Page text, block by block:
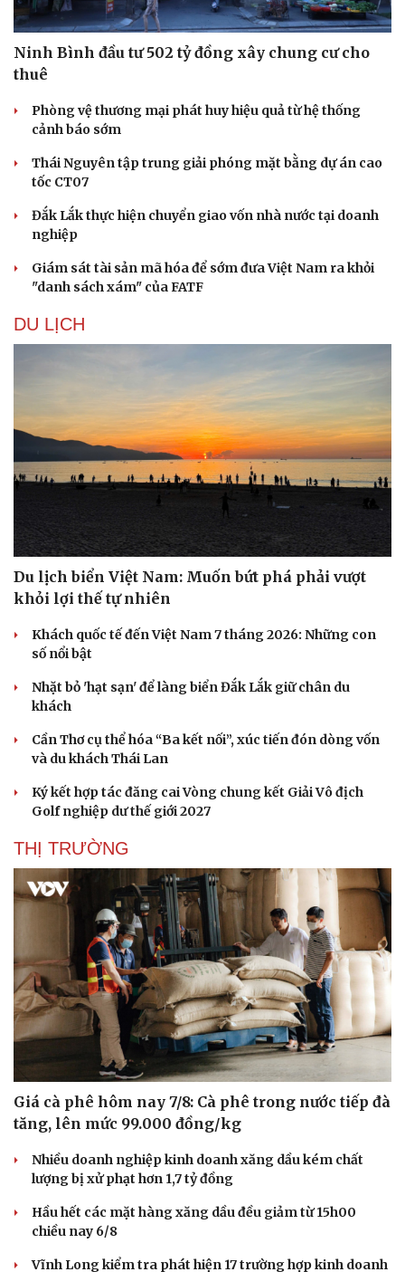
Văn hóa
Sân khấu - Điện ảnh
Âm nhạc
Di sản
Nghệ sĩ
Sao Việt
Ninh Bình đầu tư 502 tỷ đồng xây chung cư cho
thuê
Phòng vệ thương mại phát huy hiệu quả từ hệ thống
cảnh báo sớm
Thái Nguyên tập trung giải phóng mặt bằng dự án cao
tốc CT07
Đắk Lắk thực hiện chuyển giao vốn nhà nước tại doanh
nghiệp
Giám sát tài sản mã hóa để sớm đưa Việt Nam ra khỏi
"danh sách xám" của FATF
DU LỊCH
Du lịch biển Việt Nam: Muốn bứt phá phải vượt
khỏi lợi thế tự nhiên
Khách quốc tế đến Việt Nam 7 tháng 2026: Những con
số nổi bật
Nhặt bỏ 'hạt sạn' để làng biển Đắk Lắk giữ chân du
khách
Cần Thơ cụ thể hóa “Ba kết nối”, xúc tiến đón dòng vốn
và du khách Thái Lan
Ký kết hợp tác đăng cai Vòng chung kết Giải Vô địch
Golf nghiệp dư thế giới 2027
THỊ TRƯỜNG
Giá cà phê hôm nay 7/8: Cà phê trong nước tiếp đà
tăng, lên mức 99.000 đồng/kg
Nhiều doanh nghiệp kinh doanh xăng dầu kém chất
lượng bị xử phạt hơn 1,7 tỷ đồng
Hầu hết các mặt hàng xăng dầu đều giảm từ 15h00
chiều nay 6/8
Vĩnh Long kiểm tra phát hiện 17 trường hợp kinh doanh